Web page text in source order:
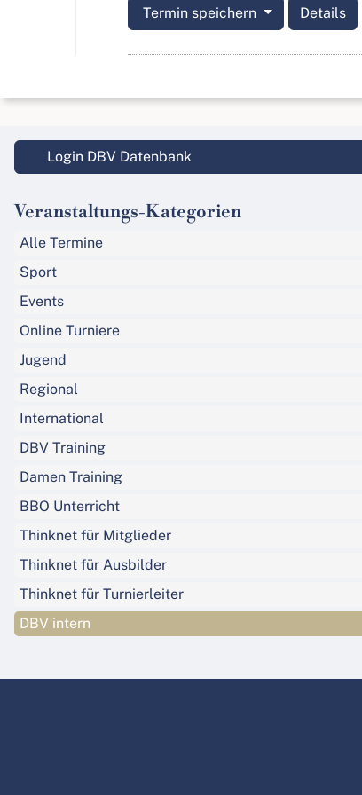
Termin speichern Details
Login DBV Datenbank
Veranstaltungs-Kategorien
Alle Termine
Sport
Events
Online Turniere
Jugend
Regional
International
DBV Training
Damen Training
BBO Unterricht
Thinknet für Mitglieder
Thinknet für Ausbilder
Thinknet für Turnierleiter
DBV intern